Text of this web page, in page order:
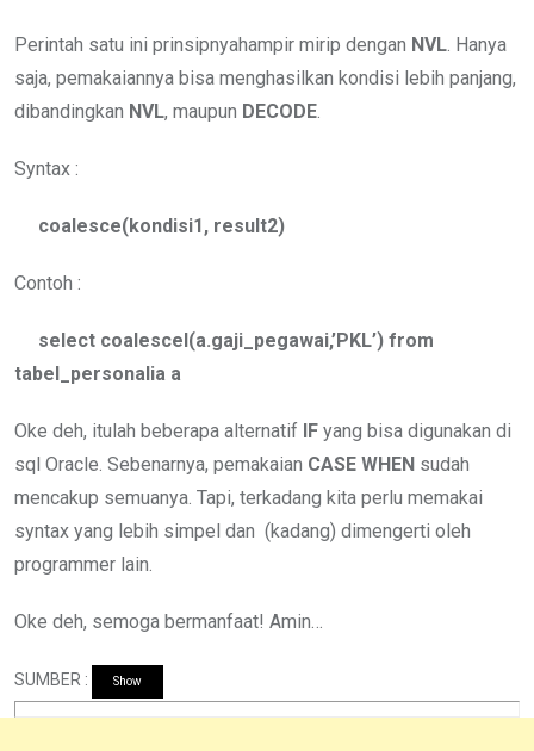
Perintah satu ini prinsipnyahampir mirip dengan NVL . Hanya
saja, pemakaiannya bisa menghasilkan kondisi lebih panjang,
dibandingkan NVL, maupun DECODE
Syntax :
coalesce(kondisi1, result2)
Contoh :
select coalescel(a.gaji_pegawai,’PKL’) from
tabel_personalia a
Oke deh, itulah beberapa alternatif IF yang bisa digunakan di
sql Oracle. Sebenarnya, pemakaian CASE WHEN sudah
mencakup semuanya. Tapi, terkadang kita perlu memakai
syntax yang lebih simpel dan (kadang) dimengerti oleh
programmer lain.
Oke deh, semoga bermanfaat! Amin…
SUMBER :